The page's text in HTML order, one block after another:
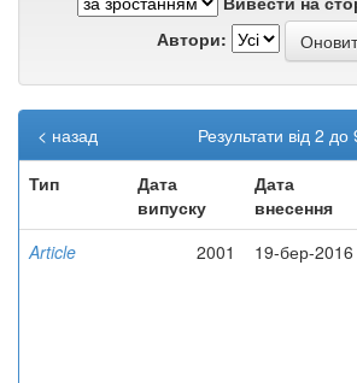
Автори:
Результати від 2 до
< назад
Тип
Дата
випуску
Дата
внесення
Article 2001 19-бер-2016